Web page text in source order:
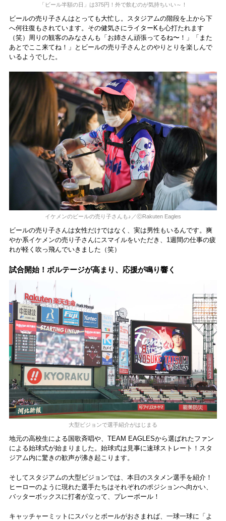
「ビール半額の日」は375円！外で飲むのが気持ちいい～！
ビールの売り子さんはとっても大忙し。スタジアムの階段を上から下
へ何往復もされています。その健気さにライターKも心打たれます
（笑）周りの観客のみなさんも「お姉さん頑張ってるね〜！」「また
あとでここ来てね！」とビールの売り子さんとのやりとりを楽しんで
いるようでした。
イケメンのビールの売り子さんも♪／ⓒRakuten Eagles
ビールの売り子さんは女性だけではなく、実は男性もいるんです。爽
やか系イケメンの売り子さんにスマイルをいただき、1週間の仕事の疲
れが軽く吹っ飛んでいきました（笑）
試合開始！ボルテージが高まり、応援が鳴り響く
大型ビジョンで選手紹介がはじまる
地元の高校生による国歌斉唱や、TEAM EAGLESから選ばれたファン
による始球式が始まりました。始球式は見事に速球ストレート！スタ
ジアム内に驚きの歓声が沸き起こります。
そしてスタジアムの大型ビジョンでは、本日のスタメン選手を紹介！
ヒーローのように現れた選手たちはそれぞれのポジションへ向かい、
バッターボックスに打者が立って、プレーボール！
キャッチャーミットにスパッとボールがおさまれば、一球一球に「よ